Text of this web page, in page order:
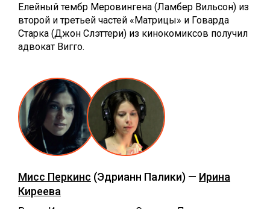
Елейный тембр Меровингена (Ламбер Вильсон) из
второй и третьей частей «Матрицы» и Говарда
Старка (Джон Слэттери) из кинокомиксов получил
адвокат Вигго.
Мисс Перкинс (Эдрианн Палики) — Ирина
Киреева